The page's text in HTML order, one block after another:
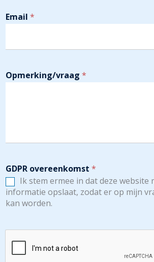
Email *
Opmerking/vraag *
GDPR overeenkomst *
Ik stem ermee in dat deze website
informatie opslaat, zodat er op mijn
kan worden.